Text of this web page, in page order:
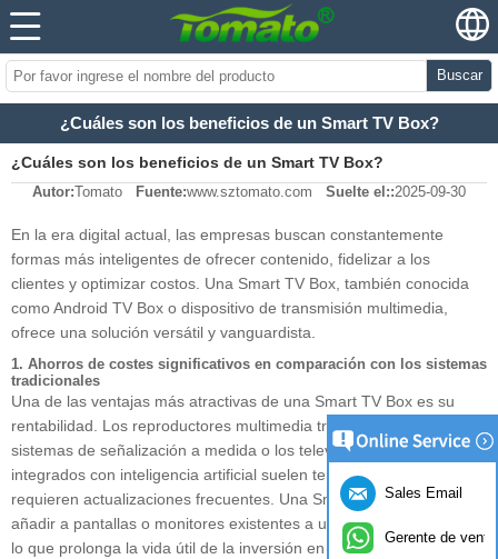
Buscar
¿Cuáles son los beneficios de un Smart TV Box?
¿Cuáles son los beneficios de un Smart TV Box?
Autor:Tomato Fuente:www.sztomato.com Suelte el::2025-09-30
En la era digital actual, las empresas buscan constantemente
formas más inteligentes de ofrecer contenido, fidelizar a los
clientes y optimizar costos. Una Smart TV Box, también conocida
como Android TV Box o dispositivo de transmisión multimedia,
ofrece una solución versátil y vanguardista.
1. Ahorros de costes significativos en comparación con los sistemas
tradicionales
Una de las ventajas más atractivas de una Smart TV Box es su
rentabilidad. Los reproductores multimedia tradicionales, los
sistemas de señalización a medida o los televisores inteligentes
integrados con inteligencia artificial suelen tener precios elevados o
requieren actualizaciones frecuentes. Una Smart TV Box se puede
añadir a pantallas o monitores existentes a un coste mucho menor,
lo que prolonga la vida útil de la inversión en hardware.
Sales Email
Gerente de